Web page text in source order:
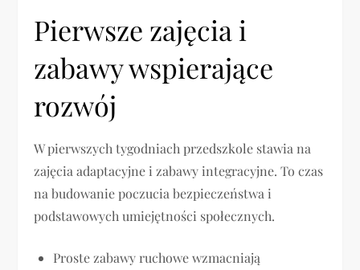
Pierwsze zajęcia i
zabawy wspierające
rozwój
W pierwszych tygodniach przedszkole stawia na
zajęcia adaptacyjne i zabawy integracyjne. To czas
na budowanie poczucia bezpieczeństwa i
podstawowych umiejętności społecznych.
Proste zabawy ruchowe wzmacniają